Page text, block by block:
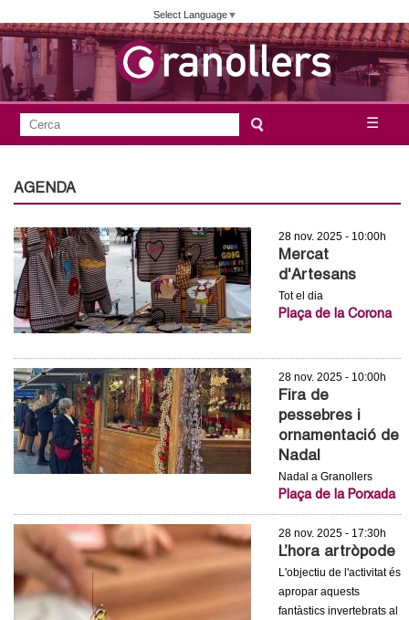
Vés
al
contingut
Select Language▼
m
G
☰
F
r
u
l
a
r
d
e
c
e
r
a
e
a
AGENDA
28 nov. 2025 - 10:00h
Mercat
d'Artesans
Tot el dia
Plaça de la Corona
28 nov. 2025 - 10:00h
Fira de
pessebres i
ornamentació de
Nadal
Nadal a Granollers
Plaça de la Porxada
28 nov. 2025 - 17:30h
L’hora artròpode
L'objectiu de l'activitat és
apropar aquests
fantàstics invertebrats al